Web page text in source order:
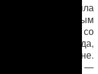
что она потеряла
по непонятным
на нее еще давят со
то туда, то сюда,
и муже, и о сыне.
и ее дочерей!», —